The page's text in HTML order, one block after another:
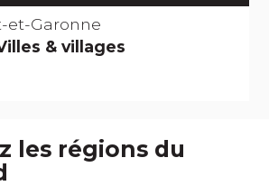
et-Garonne
& villages
les régions du